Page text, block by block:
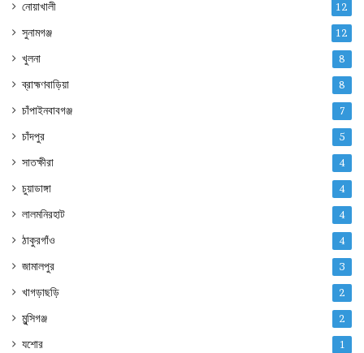
নোয়াখালী 12
সুনামগঞ্জ 12
খুলনা 8
ব্রাহ্মণবাড়িয়া 8
চাঁপাইনবাবগঞ্জ 7
চাঁদপুর 5
সাতক্ষীরা 4
চুয়াডাঙ্গা 4
লালমনিরহাট 4
ঠাকুরগাঁও 4
জামালপুর 3
খাগড়াছড়ি 2
মুন্সিগঞ্জ 2
যশোর 1